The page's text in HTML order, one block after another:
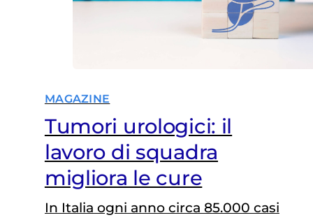
MAGAZINE
Tumori urologici: il
lavoro di squadra
migliora le cure
In Italia ogni anno circa 85.000 casi